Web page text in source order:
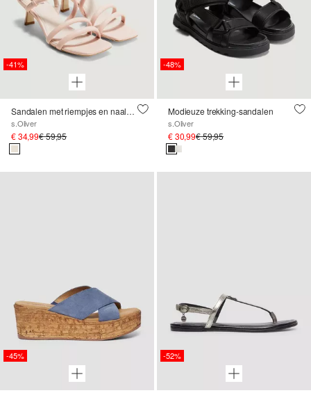
-41%
Sandalen met riempjes en naaldhakken
s.Oliver
€ 34,99€ 59,95
-48%
Modieuze trekking-sandalen
s.Oliver
€ 30,99€ 59,95
-45% -52%